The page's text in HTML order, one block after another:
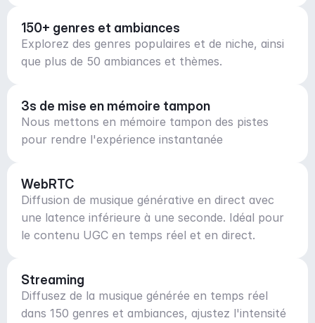
150+ genres et ambiances
Explorez des genres populaires et de niche, ainsi
que plus de 50 ambiances et thèmes.
3s de mise en mémoire tampon
Nous mettons en mémoire tampon des pistes
pour rendre l'expérience instantanée
WebRTC
Diffusion de musique générative en direct avec
une latence inférieure à une seconde. Idéal pour
le contenu UGC en temps réel et en direct.
Streaming
Diffusez de la musique générée en temps réel
dans 150 genres et ambiances, ajustez l'intensité